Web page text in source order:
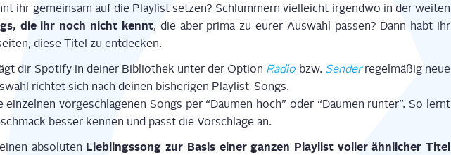
ihr gemein­sam auf die Play­list set­zen? Schlum­mern viel­leicht irgend­wo in der wei­ten
die ihr noch nicht kennt, die aber pri­ma zu eurer Aus­wahl pas­sen? Dann habt ihr
die­se Titel zu entdecken.
dir Spo­ti­fy in dei­ner Biblio­thek unter der Opti­on Radio bzw. Sen­der regel­mä­ßig neue
rich­tet sich nach dei­nen bis­he­ri­gen Playlist-Songs.
ein­zel­nen vor­ge­schla­ge­nen Songs per “Dau­men hoch” oder “Dau­men run­ter”. So lernt
bes­ser ken­nen und passt die Vor­schlä­ge an.
abso­lu­ten Lieb­lings­song zur Basis einer gan­zen Play­list vol­ler ähn­li­cher Titel